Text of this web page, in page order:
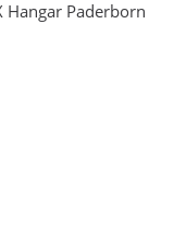
Hangar Paderborn